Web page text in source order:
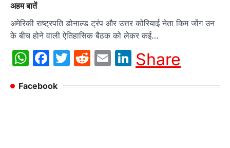
अहम बातें
अमेरिकी राष्ट्रपति डोनाल्ड ट्रंप और उत्तर कोरियाई नेता किम जोंग उन
के बीच होने वाली ऐतिहासिक बैठक को लेकर कई…
WhatsApp
Facebook
Twitter
Reddit
EmailLinkedIn
Share
Facebook